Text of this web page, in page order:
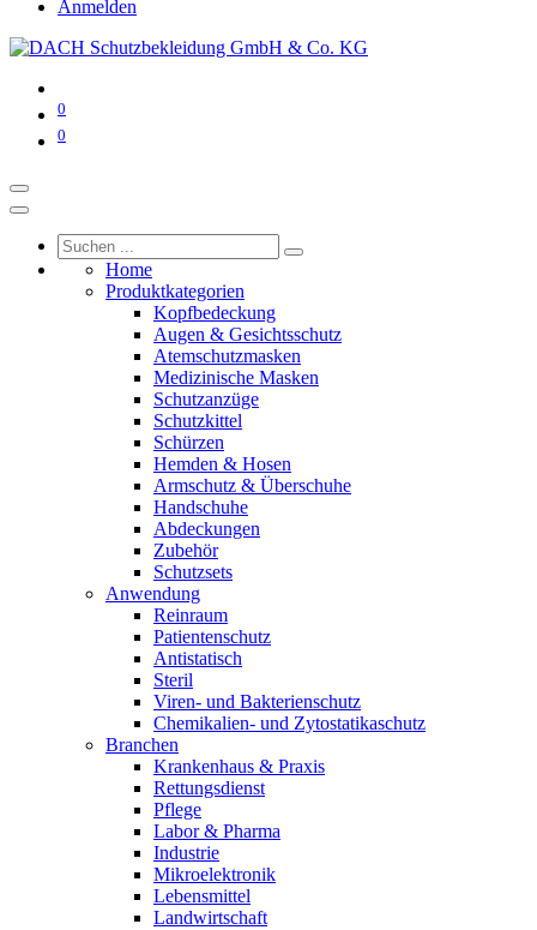
Anmelden
0
0
Home
Produktkategorien
Kopfbedeckung
Augen & Gesichtsschutz
Atemschutzmasken
Medizinische Masken
Schutzanzüge
Schutzkittel
Schürzen
Hemden & Hosen
Armschutz & Überschuhe
Handschuhe
Abdeckungen
Zubehör
Schutzsets
Anwendung
Reinraum
Patientenschutz
Antistatisch
Steril
Viren- und Bakterienschutz
Chemikalien- und Zytostatikaschutz
Branchen
Krankenhaus & Praxis
Rettungsdienst
Pflege
Labor & Pharma
Industrie
Mikroelektronik
Lebensmittel
Landwirtschaft